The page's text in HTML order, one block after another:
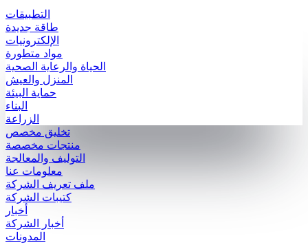
التطبيقات
طاقة جديدة
الإلكترونيات
مواد متطورة
الحياة والرعاية الصحية
المنزل والعيش
حماية البيئة
البناء
الزراعة
تخليق مخصص
منتجات مخصصة
التوليف والمعالجة
معلومات عنا
ملف تعريف الشركة
كتيبات الشركة
أخبار
أخبار الشركة
المدونات